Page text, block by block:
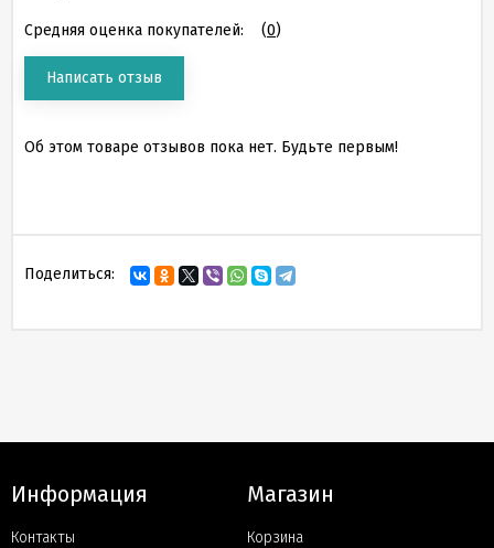
Средняя оценка покупателей: (0)
Написать отзыв
Об этом товаре отзывов пока нет. Будьте первым!
Поделиться:
Информация
Контакты
Магазин
Корзина